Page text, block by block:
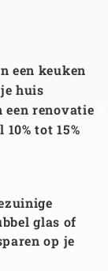
een keuken
huis
een renovatie
tot 15%
glas of
op je